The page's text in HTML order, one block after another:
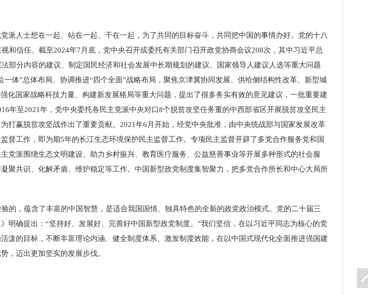
人士想在一起、站在一起、干在一起，为了共同的目标奋斗，共同把中国的事情办好。党的十八
和信任。截至2024年7月底，党中央召开或委托有关部门召开政党协商会议208次，其中习近平总
部分内容的建议、制定国民经济和社会发展中长期规划的建议、国家领导人建议人选等重大问题
体”总体布局、协调推进“四个全面”战略布局，聚焦京津冀协同发展、供给侧结构性改革、新型城
化国家战略科技力量、构建新发展格局等重大问题，提出了很多务实有效的意见建议，一批重要建
年至2021年，党中央委托各民主党派中央对口8个脱贫攻坚任务重的中西部省区开展脱贫攻坚民主
打赢脱贫攻坚战作出了重要贡献。2021年6月开始，经党中央批准，由中央统战部与国家发展改革
督工作，即为期5年的长江生态环境保护民主监督工作。专项民主监督开辟了多党合作服务党和国
党派围绕生态文明建设、助力乡村振兴、教育医疗服务、公益慈善事业等开展多种形式的社会服
聚共识、化解矛盾、维护稳定等工作。中国新型政党制度集智聚力，把多党合作所长和中心大局所
，蕴含了丰富的中国智慧，是适合我国国情、独具特色的全新的政党政治模式。党的二十届三
确提出：“坚持好、发展好、完善好中国新型政党制度。”我们坚信，在以习近平同志为核心的党
泼的目标，不断丰富理论内涵、健全制度体系、激发制度效能，在以中国式现代化全面推进强国建
，迈出更加坚实的发展步伐。
置